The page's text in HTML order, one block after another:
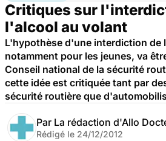
Critiques sur
l'alcool au volant
L'hypothèse d'une interdiction de
notamment pour les jeunes, va
Conseil national de la sécurité
cette idée est critiquée tant par
sécurité routière que
Par La rédaction d'Allo
Rédigé le 24/12/2012